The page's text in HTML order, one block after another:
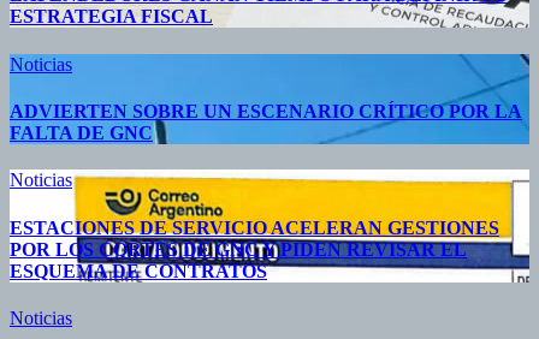
ESTRATEGIA FISCAL
Noticias
ADVIERTEN SOBRE UN ESCENARIO CRÍTICO POR LA
FALTA DE GNC
Noticias
ESTACIONES DE SERVICIO ACELERAN GESTIONES
POR LOS CORTES DE GNC Y PIDEN REVISAR EL
ESQUEMA DE CONTRATOS
Noticias